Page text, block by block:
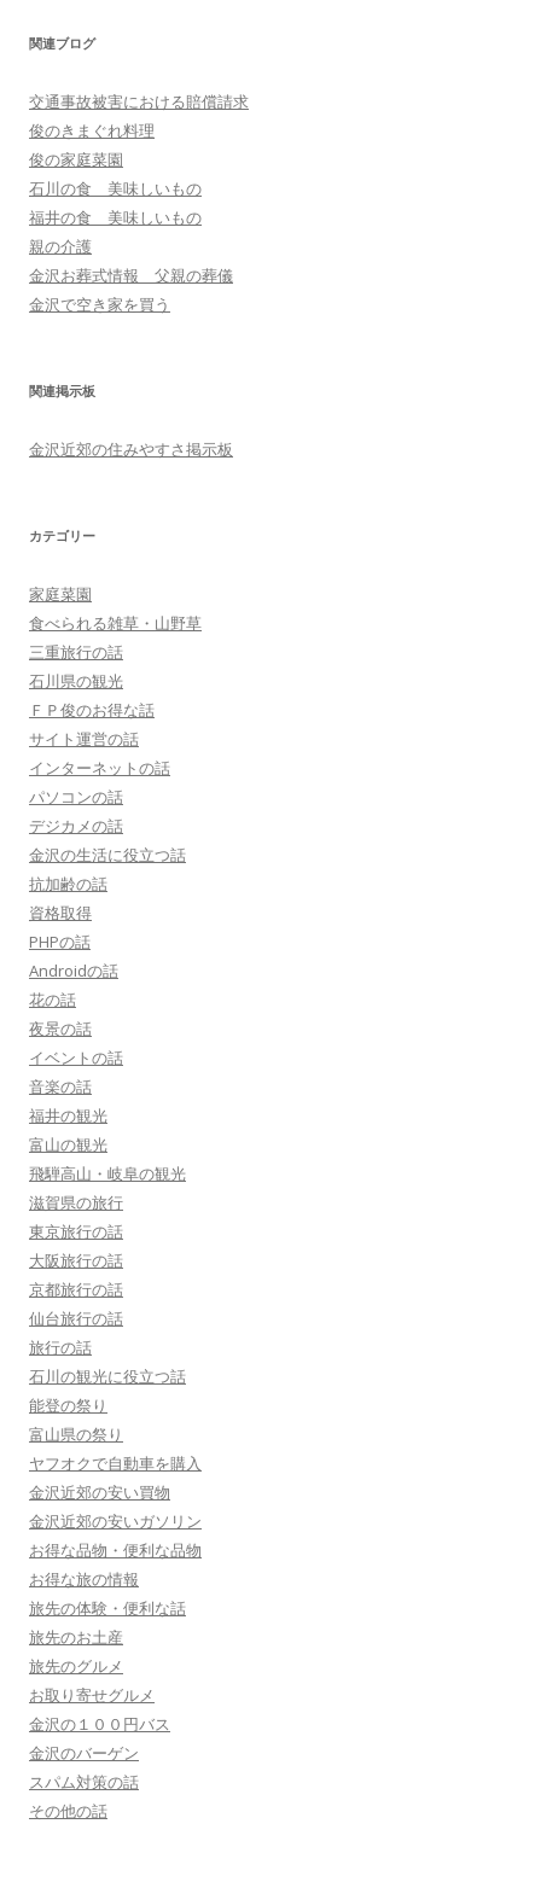
関連ブログ
交通事故被害における賠償請求
俊のきまぐれ料理
俊の家庭菜園
石川の食 美味しいもの
福井の食 美味しいもの
親の介護
金沢お葬式情報 父親の葬儀
金沢で空き家を買う
関連掲示板
金沢近郊の住みやすさ掲示板
カテゴリー
家庭菜園
食べられる雑草・山野草
三重旅行の話
石川県の観光
ＦＰ俊のお得な話
サイト運営の話
インターネットの話
パソコンの話
デジカメの話
金沢の生活に役立つ話
抗加齢の話
資格取得
PHPの話
Androidの話
花の話
夜景の話
イベントの話
音楽の話
福井の観光
富山の観光
飛騨高山・岐阜の観光
滋賀県の旅行
東京旅行の話
大阪旅行の話
京都旅行の話
仙台旅行の話
旅行の話
石川の観光に役立つ話
能登の祭り
富山県の祭り
ヤフオクで自動車を購入
金沢近郊の安い買物
金沢近郊の安いガソリン
お得な品物・便利な品物
お得な旅の情報
旅先の体験・便利な話
旅先のお土産
旅先のグルメ
お取り寄せグルメ
金沢の１００円バス
金沢のバーゲン
スパム対策の話
その他の話